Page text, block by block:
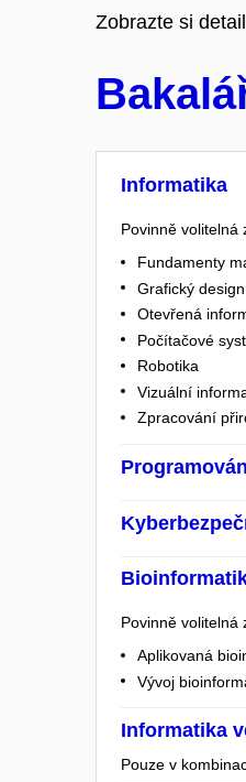
Zobrazte si
Informatika
Povinně volitelná
Fundamenty
Grafický design
Otevřená
Počítačové
Robotika
Vizuální
Zpracování
Povinně volitelná
Aplikovaná
Vývoj
Informatika
Pouze v